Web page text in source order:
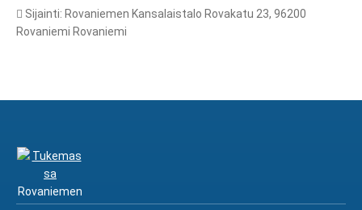
Sijainti: Rovaniemen Kansalaistalo Rovakatu 23, 96200
Rovaniemi Rovaniemi